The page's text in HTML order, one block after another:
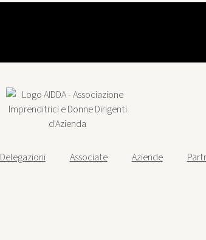
Delegazioni Associate Aziende